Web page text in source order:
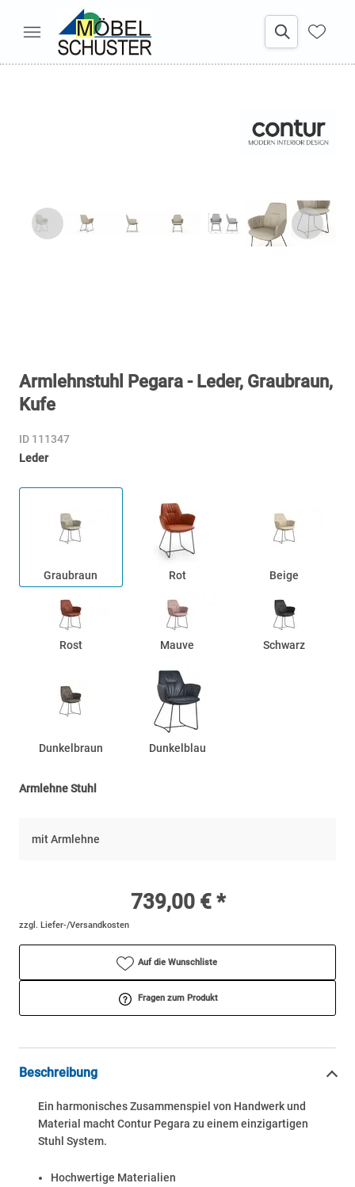
Armlehnstuhl Pegara - Leder, Graubraun,
Kufe
ID 111347
Leder
Graubraun Rot Beige
Rost Mauve Schwarz
Dunkelbraun Dunkelblau
Armlehne Stuhl
mit Armlehne
739,00 € *
zzgl. Liefer-/Versandkosten
Auf die Wunschliste
Fragen zum Produkt
Beschreibung
Ein harmonisches Zusammenspiel von Handwerk und
Material macht Contur Pegara zu einem einzigartigen
Stuhl System.
Hochwertige Materialien